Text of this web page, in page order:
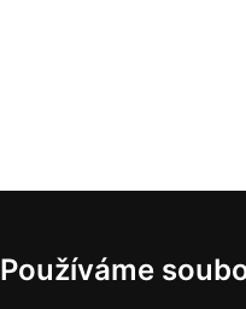
Používáme